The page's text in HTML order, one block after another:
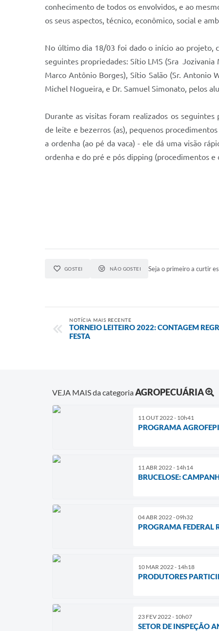
conhecimento de todos os envolvidos, e ao
os seus aspectos, técnico, econômico, social e
No último dia 18/03 foi dado o início ao projeto,
seguintes propriedades: Sítio LMS (Sra Jozivania
Marco Antônio Borges), Sítio Salão (Sr. Antonio
Michel Nogueira, e Dr. Samuel Simonato, pelos
Durante as visitas foram realizados os
de leite e bezerros (as), pequenos
a ordenha (ao pé da vaca) - ele dá uma visão
ordenha e do pré e pós dipping (procedimentos
GOSTEI NÃO GOSTEI Seja o primeiro a curtir
NOTÍCIA MAIS RECENTE
TORNEIO LEITEIRO 2022: CONTAGEM
FESTA
VEJA MAIS da categoriaAGROPECUÁRIA
11 OUT 2022 - 10h41
PROGRAMA
11 ABR 2022 - 14h14
BRUCELOSE:
04 ABR 2022 - 09h32
PROGRAMA FEDERAL
10 MAR 2022 - 14h18
PRODUTORES
23 FEV 2022 - 10h07
SETOR DE INSPEÇÃO